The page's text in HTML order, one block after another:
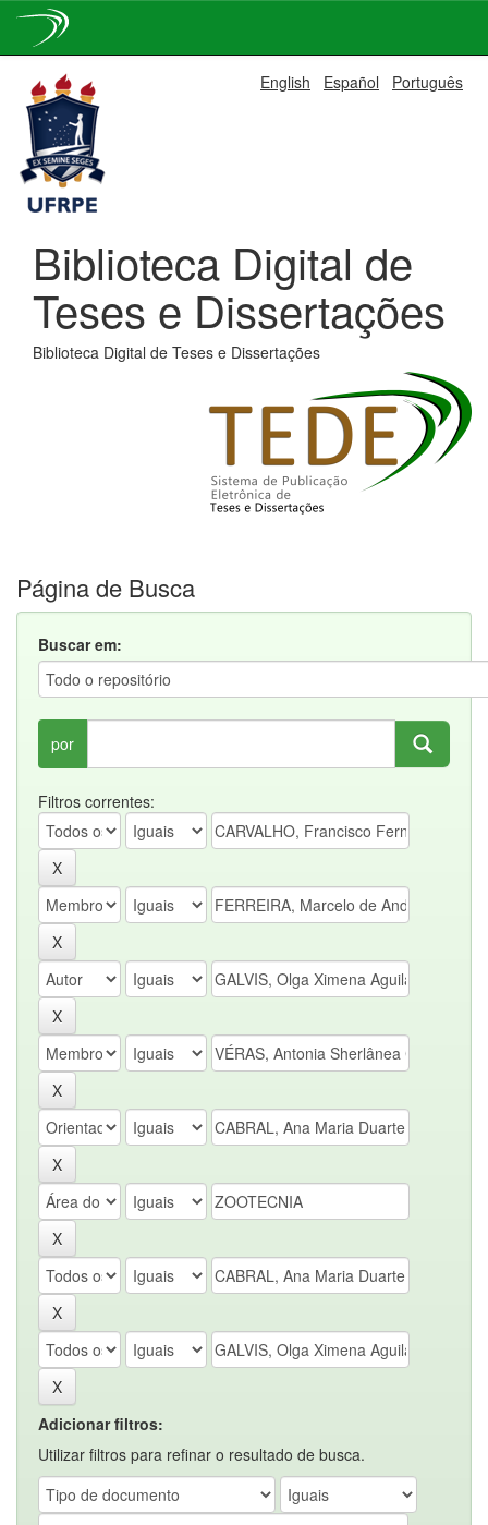
navigation
English Español Português
Biblioteca Digital de
Teses e Dissertações
Biblioteca Digital de Teses e Dissertações
Página de Busca
Buscar em:
por
Filtros correntes:
Adicionar filtros:
Utilizar filtros para refinar o resultado de busca.